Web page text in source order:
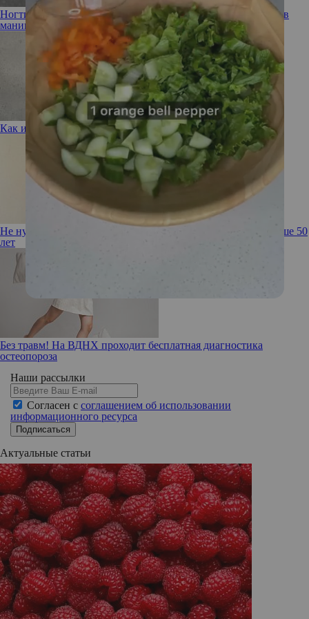
Ногти-кардиган: что представляет из себя очередной тренд в
маникюре?
Как избавиться от хронического невезения
Не нужно себя прятать! Советы по стилю для женщин старше 50
лет
Без травм! На ВДНХ проходит бесплатная диагностика
остеопороза
Наши рассылки
Согласен с соглашением об использовании
информационного ресурса
Подписаться
Актуальные статьи